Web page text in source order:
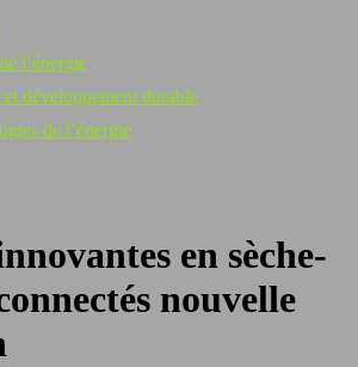
l’énergie
développement durable
de l’énergie
en sèche-
nouvelle